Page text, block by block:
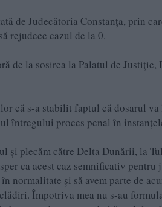
de Judecătoria Constanța, prin
rejudece cazul de la 0.
de la sosirea la Palatul de
că s-a stabilit faptul că dosarul va
întregului proces penal în
și plecăm către Delta Dunării, la
ca acest caz semnificativ pentru
normalitate și să avem parte de
Împotriva mea nu s-au